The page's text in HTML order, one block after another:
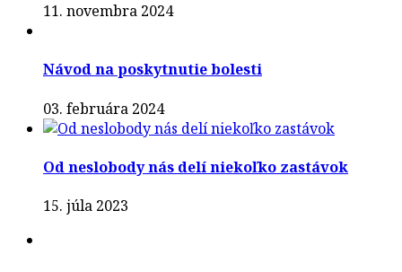
11. novembra 2024
Návod na poskytnutie bolesti
03. februára 2024
Od neslobody nás delí niekoľko zastávok
15. júla 2023